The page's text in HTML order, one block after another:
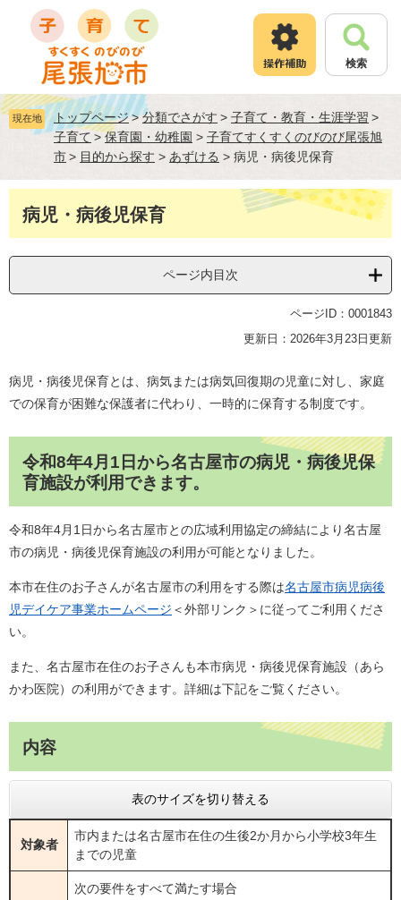
頭
飛
本
検索
現在地 トップページ>分類でさがす > 子育て・教育・生涯学習 >
子育て >保育園・幼稚園 > 子育てすくすくのびのび尾張旭
市> 目的から探す > あずける > 病児・病後児保育
病児・病後児保育
ページ内目次
ページID：0001843
更新日：2026年3月23日更新
病児・病後児保育とは、病気または病気回復期の児童に対し、家庭
での保育が困難な保護者に代わり、一時的に保育する制度です。
令和8年4月1日から名古屋市の病児・病後児保
育施設が利用できます。
令和8年4月1日から名古屋市との広域利用協定の締結により名古屋
市の病児・病後児保育施設の利用が可能となりました。
本市在住のお子さんが名古屋市の利用をする際は名古屋市病児病後
児デイケア事業ホームページ ＜外部リンク＞ に従ってご利用くださ
い。
また、名古屋市在住のお子さんも本市病児・病後児保育施設（あら
かわ医院）の利用ができます。詳細は下記をご覧ください。
内容
表のサイズを切り替える
対象者
市内または名古屋市在住の生後2か月から小学校3年生
までの児童
次の要件をすべて満たす場合